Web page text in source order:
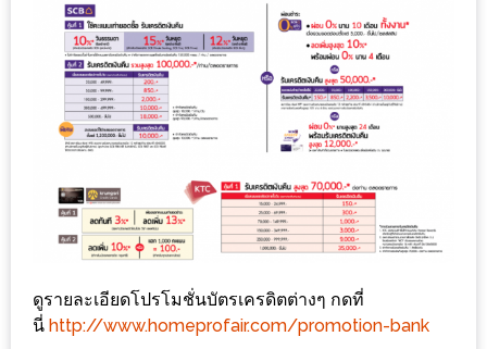
ระดับ
พรีเมียม
พร้อม
สุ
เนื้อ
หมู
ดำ
คู
โร
ดูรายละเอียดโปรโมชั่นบัตรเครดิตต่างๆ กดที่
นี่ http://www.homeprofair.com/promotion-bank